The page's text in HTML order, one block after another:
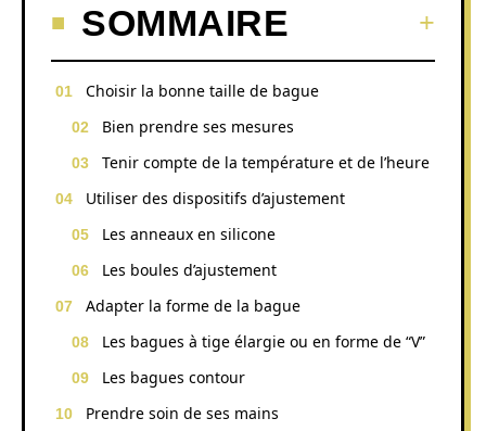
SOMMAIRE
Choisir la bonne taille de bague
Bien prendre ses mesures
Tenir compte de la température et de l’heure
Utiliser des dispositifs d’ajustement
Les anneaux en silicone
Les boules d’ajustement
Adapter la forme de la bague
Les bagues à tige élargie ou en forme de “V”
Les bagues contour
Prendre soin de ses mains